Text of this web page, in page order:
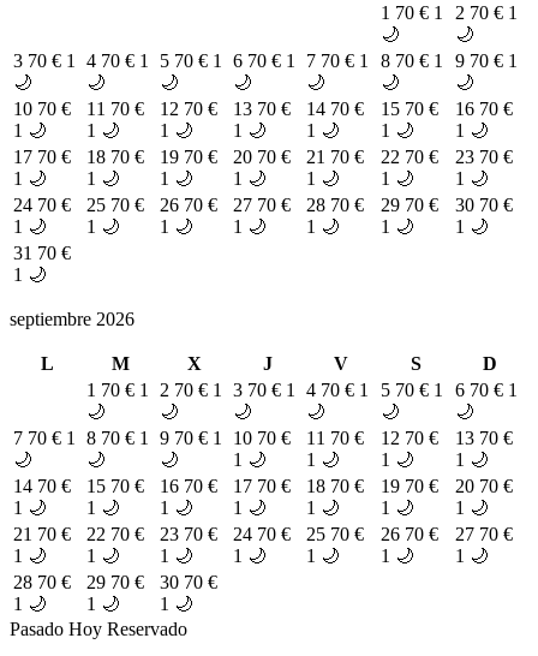
1 70 € 1
🌙
2 70 € 1
🌙
3 70 € 1
🌙
4 70 € 1
🌙
5 70 € 1
🌙
6 70 € 1
🌙
7 70 € 1
🌙
8 70 € 1
🌙
9 70 € 1
🌙
10 70 €
1 🌙
11 70 €
1 🌙
12 70 €
1 🌙
13 70 €
1 🌙
14 70 €
1 🌙
15 70 €
1 🌙
16 70 €
1 🌙
17 70 €
1 🌙
18 70 €
1 🌙
19 70 €
1 🌙
20 70 €
1 🌙
21 70 €
1 🌙
22 70 €
1 🌙
23 70 €
1 🌙
24 70 €
1 🌙
25 70 €
1 🌙
26 70 €
1 🌙
27 70 €
1 🌙
28 70 €
1 🌙
29 70 €
1 🌙
30 70 €
1 🌙
31 70 €
1 🌙
septiembre 2026
L M X J V S
D
1 70 € 1
🌙
2 70 € 1
🌙
3 70 € 1
🌙
4 70 € 1
🌙
5 70 € 1
🌙
6 70 € 1
🌙
7 70 € 1
🌙
8 70 € 1
🌙
9 70 € 1
🌙
10 70 €
1 🌙
11 70 €
1 🌙
12 70 €
1 🌙
13 70 €
1 🌙
14 70 €
1 🌙
15 70 €
1 🌙
16 70 €
1 🌙
17 70 €
1 🌙
18 70 €
1 🌙
19 70 €
1 🌙
20 70 €
1 🌙
21 70 €
1 🌙
22 70 €
1 🌙
23 70 €
1 🌙
24 70 €
1 🌙
25 70 €
1 🌙
26 70 €
1 🌙
27 70 €
1 🌙
28 70 €
1 🌙
29 70 €
1 🌙
30 70 €
1 🌙
Pasado Hoy Reservado